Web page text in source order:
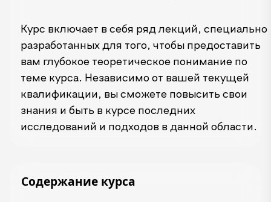
Курс включает в себя ряд лекций, специально
разработанных для того, чтобы предоставить
вам глубокое теоретическое понимание по
теме курса. Независимо от вашей текущей
квалификации, вы сможете повысить свои
знания и быть в курсе последних
исследований и подходов в данной области.
Содержание курса